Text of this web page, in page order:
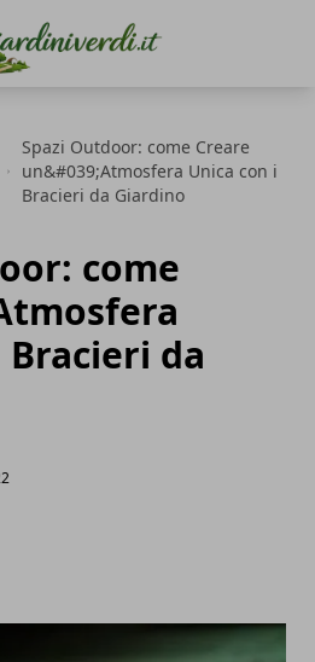
Spazi Outdoor: come Creare
un&#039;Atmosfera Unica con i
Bracieri da Giardino
come
da